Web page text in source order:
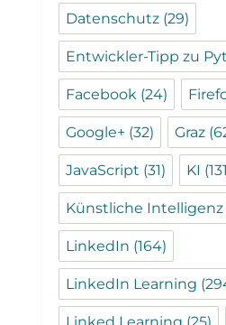
Datenschutz (29)
Entwickler-Tipp zu
Facebook (24)
Google+ (32) Graz
JavaScript (31) KI
Künstliche Intelligenz
LinkedIn (164)
LinkedIn Learning